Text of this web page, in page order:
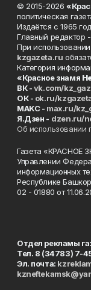
© 2015-2026
политическая
Издаётся с 1965
Главный редактор
При
kzgazeta.ru
Категория
«Красное знамя
ВК -vk.com/
ОК - ok.ru/
MAKC - max.ru/
Я.Дзен - dzen.ru/
Об использовании
Газета «КРАСНОЕ
Управлении
информационных
Республике
02 - 01880 от
Отдел рекламы
Тел. 8 (34783) 7-
Эл. почта: